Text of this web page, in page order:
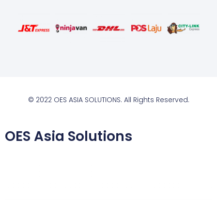
© 2022 OES ASIA SOLUTIONS. All Rights Reserved.
OES Asia Solutions